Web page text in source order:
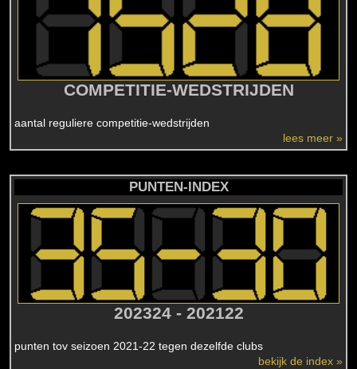
COMPETITIE-WEDSTRIJDEN
aantal reguliere competitie-wedstrijden
lees meer »
PUNTEN-INDEX
202324 - 202122
punten tov seizoen 2021-22 tegen dezelfde clubs
bekijk de index »